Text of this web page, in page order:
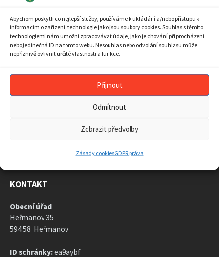
Abychom poskytli co nejlepší služby, používáme k ukládání a/nebo přístupu k
informacím o zařízení, technologie jako jsou soubory cookies. Souhlas s těmito
technologiemi nám umožní zpracovávat údaje, jako je chování při procházení
nebo jedinečná ID na tomto webu. Nesouhlas nebo odvolání souhlasu může
nepříznivě ovlivnit určité vlastnosti a funkce.
Příjmout
Odmítnout
Zobrazit předvolby
Zásady cookiesGDPR práva
17
18 19 20 21 22
23
24
25 26 27 28 29
30
31
1 2 3
to
ARCHIV AKTUALIT
KONTAKT
Obecní úřad
Heřmanov 35
594 58 Heřmanov
ID schránky:ea9aybf